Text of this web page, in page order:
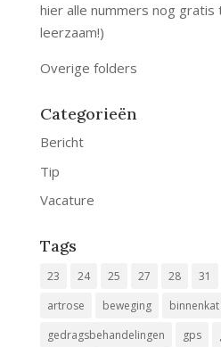
hier alle nummers nog gratis
leerzaam!)
Overige folders
Categorieën
Bericht
Tip
Vacature
Tags
23 24 25 27 28 31
artrose
beweging binnenkat
gedragsbehandelingen
gps